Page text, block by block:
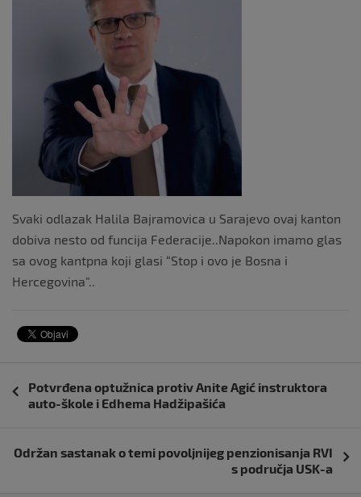
Svaki odlazak Halila Bajramovica u Sarajevo ovaj kanton
dobiva nesto od funcija Federacije..Napokon imamo glas
sa ovog kantpna koji glasi “Stop i ovo je Bosna i
Hercegovina”..
objava
Potvrđena optužnica protiv Anite Agić instruktora
auto-škole i Edhema Hadžipašića
Održan sastanak o temi povoljnijeg penzionisanja RVI
s područja USK-a